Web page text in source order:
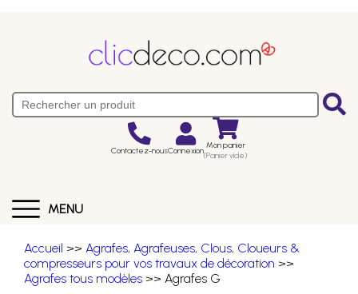
Contactez-nousConnexion Mon panier
(Panier vide)
MENU
Accueil >> Agrafes, Agrafeuses, Clous, Cloueurs &
compresseurs pour vos travaux de décoration >>
Agrafes tous modèles >> Agrafes G